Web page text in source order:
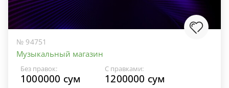
№ 94751
Музыкальный магазин
Без правок:
1000000 сум
С правками:
1200000 сум